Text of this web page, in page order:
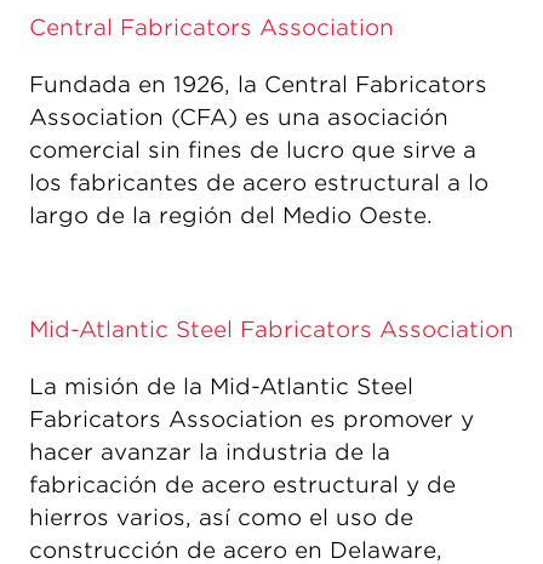
Central Fabricators Association
Fundada en 1926, la Central Fabricators
Association (CFA) es una asociación
comercial sin fines de lucro que sirve a
los fabricantes de acero estructural a lo
largo de la región del Medio Oeste.
Mid-Atlantic Steel Fabricators Association
La misión de la Mid-Atlantic Steel
Fabricators Association es promover y
hacer avanzar la industria de la
fabricación de acero estructural y de
hierros varios, así como el uso de
construcción de acero en Delaware,